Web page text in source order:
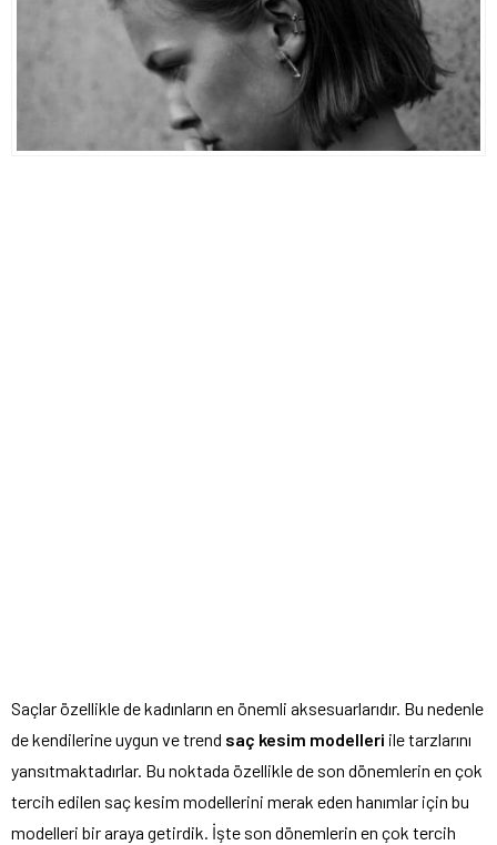
Saçlar özellikle de kadınların en önemli aksesuarlarıdır. Bu nedenle
de kendilerine uygun ve trend saç kesim modelleri ile tarzlarını
yansıtmaktadırlar. Bu noktada özellikle de son dönemlerin en çok
tercih edilen saç kesim modellerini merak eden hanımlar için bu
modelleri bir araya getirdik. İşte son dönemlerin en çok tercih